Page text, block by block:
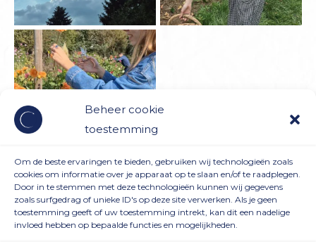
Beheer cookie
toestemming
Om de beste ervaringen te bieden, gebruiken wij technologieën zoals
cookies om informatie over je apparaat op te slaan en/of te raadplegen.
Door in te stemmen met deze technologieën kunnen wij gegevens
zoals surfgedrag of unieke ID's op deze site verwerken. Als je geen
toestemming geeft of uw toestemming intrekt, kan dit een nadelige
invloed hebben op bepaalde functies en mogelijkheden.
Meer laden
Volg STARING AT THE MOON op Instagram